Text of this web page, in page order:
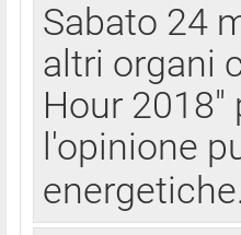
Sabato 24
altri organi
Hour 2018"
l'opinione